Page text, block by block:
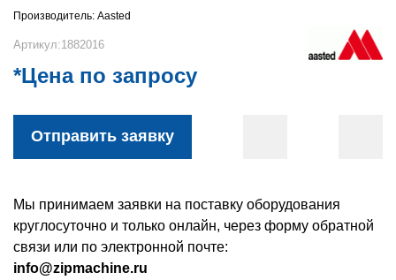
Производитель: Aasted
Артикул:1882016
*Цена по запросу
Отправить заявку
Мы принимаем заявки на поставку оборудования
круглосуточно и только онлайн, через форму обратной
связи или по электронной почте:
info@zipmachine.ru